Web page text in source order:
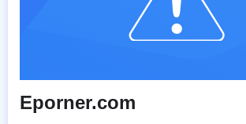
Eporner.com